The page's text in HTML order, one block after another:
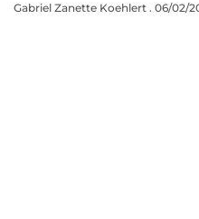
Gabriel Zanette Koehlert 06/02/